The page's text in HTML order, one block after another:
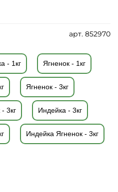
арт. 852970
- 1кг Ягненок - 1кг
Ягненок - 3кг
3кг Индейка - 3кг
Индейка Ягненок - 3кг